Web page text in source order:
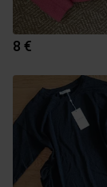
8 €